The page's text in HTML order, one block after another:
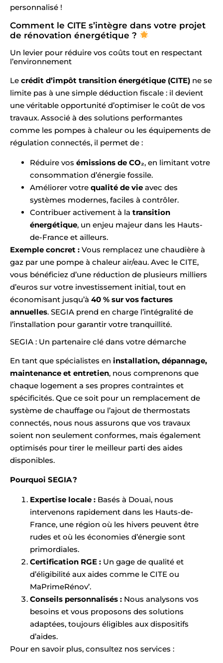
personnalisé !
Comment le CITE s’intègre dans votre projet
de rénovation énergétique ?
Un levier pour réduire vos coûts tout en respectant
l’environnement
Le crédit d’impôt transition énergétique (CITE) ne se
limite pas à une simple déduction fiscale : il devient
une véritable opportunité d’optimiser le coût de vos
travaux. Associé à des solutions performantes
comme les pompes à chaleur ou les équipements de
régulation connectés, il permet de :
Réduire vos émissions de CO₂, en limitant votre
consommation d’énergie fossile.
Améliorer votre qualité de vie avec des
systèmes modernes, faciles à contrôler.
Contribuer activement à la transition
énergétique, un enjeu majeur dans les Hauts-
de-France et ailleurs.
Exemple concret : Vous remplacez une chaudière à
gaz par une pompe à chaleur air/eau. Avec le CITE,
vous bénéficiez d’une réduction de plusieurs milliers
d’euros sur votre investissement initial, tout en
économisant jusqu’à 40 % sur vos factures
annuelles. SEGIA prend en charge l’intégralité de
l’installation pour garantir votre tranquillité.
SEGIA : Un partenaire clé dans votre démarche
En tant que spécialistes en installation, dépannage,
maintenance et entretien, nous comprenons que
chaque logement a ses propres contraintes et
spécificités. Que ce soit pour un remplacement de
système de chauffage ou l’ajout de thermostats
connectés, nous nous assurons que vos travaux
soient non seulement conformes, mais également
optimisés pour tirer le meilleur parti des aides
disponibles.
Pourquoi SEGIA ?
Expertise locale : Basés à Douai, nous
intervenons rapidement dans les Hauts-de-
France, une région où les hivers peuvent être
rudes et où les économies d’énergie sont
primordiales.
Certification RGE : Un gage de qualité et
d’éligibilité aux aides comme le CITE ou
MaPrimeRénov’.
Conseils personnalisés : Nous analysons vos
besoins et vous proposons des solutions
adaptées, toujours éligibles aux dispositifs
d’aides.
Pour en savoir plus, consultez nos services :